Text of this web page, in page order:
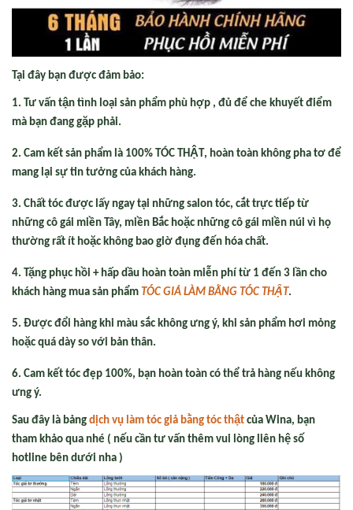
Tại đây bạn được đảm bảo:
1. Tư vấn tận tình loại sản phẩm phù hợp , đủ để che khuyết điểm
mà bạn đang gặp phải.
2. Cam kết sản phẩm là 100% TÓC THẬT , hoàn toàn không pha tơ để
mang lại sự tin tưởng của khách hàng.
3. Chất tóc được lấy ngay tại những salon tóc, cắt trực tiếp từ
những cô gái miền Tây, miền Bắc hoặc những cô gái miền núi vì họ
thường rất ít hoặc không bao giờ đụng đến hóa chất.
4. Tặng phục hồi + hấp dầu hoàn toàn miễn phí từ 1 đến 3 lần cho
khách hàng mua sản phẩm TÓC GIẢ LÀM BẰNG TÓC THẬT.
5. Được đổi hàng khi màu sắc không ưng ý, khi sản phẩm hơi mỏng
hoặc quá dày so với bản thân.
6. Cam kết tóc đẹp 100%, bạn hoàn toàn có thể trả hàng nếu không
ưng ý.
Sau đây là bảng dịch vụ làm tóc giả bằng tóc thật của Wina, bạn
tham khảo qua nhé ( nếu cần tư vấn thêm vui lòng liên hệ số
hotline bên dưới nha )